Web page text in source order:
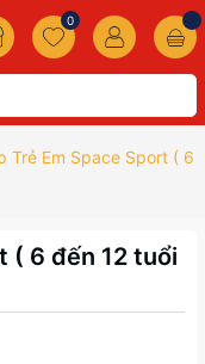
0
Trẻ Em Space Sport ( 6
( 6 đến 12 tuổi